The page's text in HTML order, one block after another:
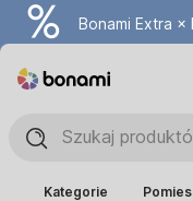
Bonami Extra ×
Kategorie